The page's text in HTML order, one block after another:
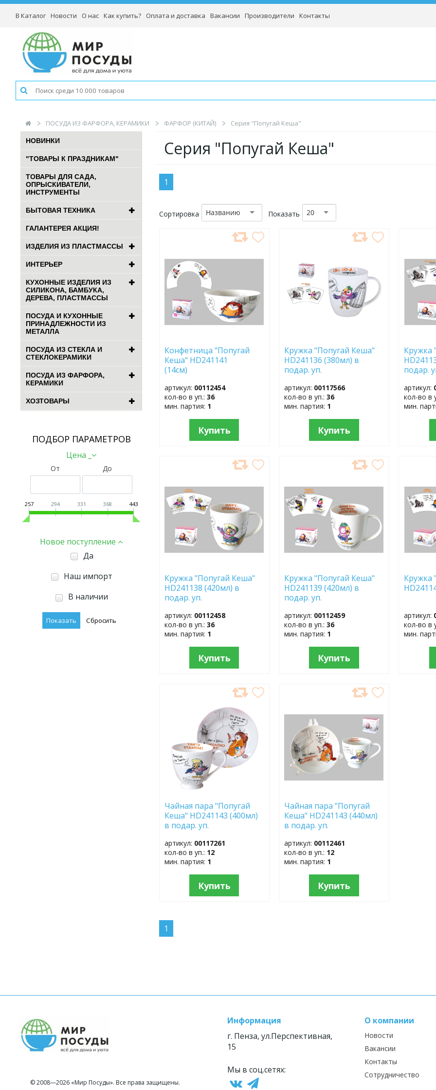
В Каталог Новости О нас Как купить? Оплата и доставка Вакансии Производители Контакты
ПОСУДА ИЗ ФАРФОРА, КЕРАМИКИ ФАРФОР (КИТАЙ) Серия "Попугай Кеша"
НОВИНКИ
"ТОВАРЫ К ПРАЗДНИКАМ"
ТОВАРЫ ДЛЯ САДА,
ОПРЫСКИВАТЕЛИ,
ИНСТРУМЕНТЫ
БЫТОВАЯ ТЕХНИКА
ГАЛАНТЕРЕЯ АКЦИЯ!
ИЗДЕЛИЯ ИЗ ПЛАСТМАССЫ
ИНТЕРЬЕР
КУХОННЫЕ ИЗДЕЛИЯ ИЗ
СИЛИКОНА, БАМБУКА,
ДЕРЕВА, ПЛАСТМАССЫ
ПОСУДА И КУХОННЫЕ
ПРИНАДЛЕЖНОСТИ ИЗ
МЕТАЛЛА
ПОСУДА ИЗ СТЕКЛА И
СТЕКЛОКЕРАМИКИ
ПОСУДА ИЗ ФАРФОРА,
КЕРАМИКИ
ХОЗТОВАРЫ
ПОДБОР ПАРАМЕТРОВ
Цена _
От До
257 294 331 368 443
Новое поступление
Да
Наш импорт
В наличии
Серия "Попугай Кеша"
1
Сортировка Названию Показать 20
ИЗБРАННОЕ
Конфетница "Попугай
Кеша" HD241141
(14см)
артикул: 00112454
кол-во в уп.:36
мин. партия: 1
Купить
Кружка "Попугай Кеша"
HD241136 (380мл) в
подар. уп.
артикул: 00117566
кол-во в уп.:36
мин. партия: 1
Купить
Кружка
подар.
артикул:
кол-во в
мин.
ИЗБРАННОЕ
Кружка "Попугай Кеша"
HD241138 (420мл) в
подар. уп.
артикул: 00112458
кол-во в уп.:36
мин. партия: 1
Купить
ИЗБРАННОЕ
Кружка "Попугай Кеша"
HD241139 (420мл) в
подар. уп.
артикул: 00112459
кол-во в уп.:36
мин. партия: 1
Купить
Кружка
артикул:
кол-во в
мин.
ИЗБРАННОЕ
Чайная пара "Попугай
Кеша" HD241143 (400мл)
в подар. уп.
артикул: 00117261
кол-во в уп.: 12
мин. партия: 1
Купить
ИЗБРАННОЕ
Чайная пара "Попугай
Кеша" HD241143 (440мл)
в подар. уп.
артикул: 00112461
кол-во в уп.: 12
мин. партия: 1
Купить
1
© 2008—2026 «Мир Посуды». Все права защищены.
Информация
г. Пенза, ул.Перспективная,
15
Мы в соц.сетях:
О компании
Новости
Вакансии
Контакты
Сотрудничество